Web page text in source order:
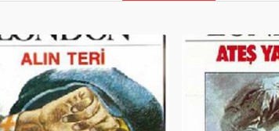
Yazarlar
Jack London
Jack London
Basım yılı